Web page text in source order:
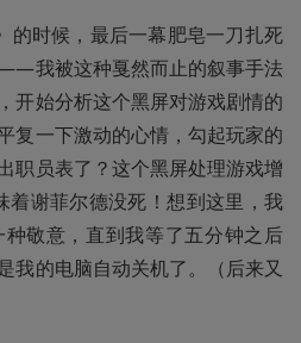
的时候，最后一幕肥皂一刀扎死
我被这种戛然而止的叙事手法
开始分析这个黑屏对游戏剧情的
复一下激动的心情，勾起玩家的
职员表了？这个黑屏处理游戏增
着谢菲尔德没死！想到这里，我
敬意，直到我等了五分钟之后
我的电脑自动关机了。（后来又